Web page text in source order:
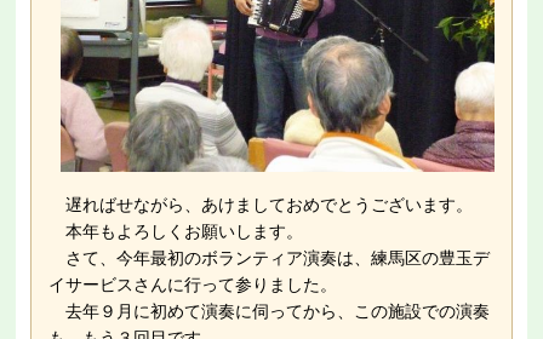
遅ればせながら、あけましておめでとうございます。
本年もよろしくお願いします。
さて、今年最初のボランティア演奏は、練馬区の豊玉デ
イサービスさんに行って参りました。
去年９月に初めて演奏に伺ってから、この施設での演奏